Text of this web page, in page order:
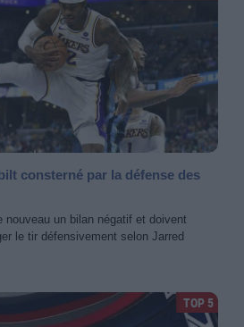
consterné par la défense des
nouveau un bilan négatif et doivent
le tir défensivement selon Jarred
TOP 5